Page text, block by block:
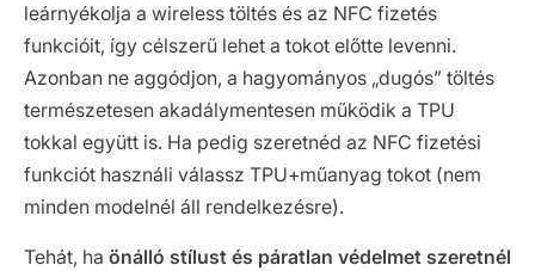
leárnyékolja a wireless töltés és az NFC fizetés
funkcióit, így célszerű lehet a tokot előtte levenni.
Azonban ne aggódjon, a hagyományos „dugós” töltés
természetesen akadálymentesen működik a TPU
tokkal együtt is. Ha pedig szeretnéd az NFC fizetési
funkciót használi válassz TPU+műanyag tokot (nem
minden modelnél áll rendelkezésre).
Tehát, ha önálló stílust és páratlan védelmet szeretnél